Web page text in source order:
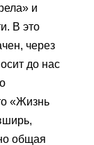
и
В это
через
до нас
«Жизнь
общая